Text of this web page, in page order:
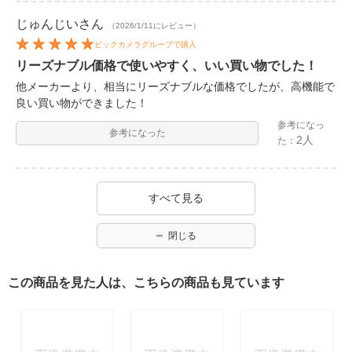
じゅんじいさん （2026/1/11にレビュー）
ビックカメラグループで購入
リーズナブル価格で使いやすく、いい買い物でした！
他メーカーより、相当にリーズナブルな価格でしたが、高機能で
良い買い物ができました！
参考になった
参考になっ
た：2人
すべて見る
閉じる
この商品を見た人は、こちらの商品も見ています